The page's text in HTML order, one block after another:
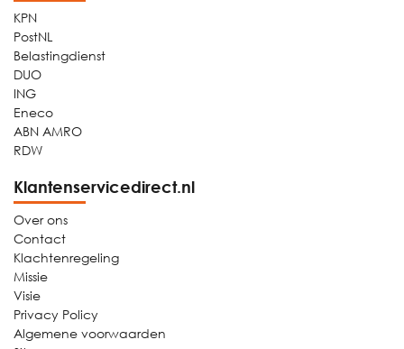
KPN
PostNL
Belastingdienst
DUO
ING
Eneco
ABN AMRO
RDW
Klantenservicedirect.nl
Over ons
Contact
Klachtenregeling
Missie
Visie
Privacy Policy
Algemene voorwaarden